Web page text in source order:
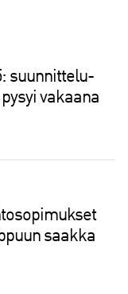
suunnittelu-
vakaana
saakka